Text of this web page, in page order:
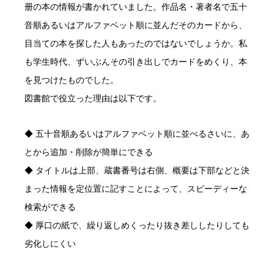
册の本の情報が書かれていました。作品名・著者名で五十
音順あるいはアルファベット順に並んだそのカードから、
目当ての本を探した人もあったのではないでしょうか。私
も学生時代、ずいぶんその引き出しでカードをめくり、本
を見つけたものでした。
図書館で役立った理由は以下です。
◆ 五十音順あるいはアルファベット順に並べるさいに、あ
とから追加・削除が簡単にできる
◆ タイトルは上部、蔵書番号は右側、概要は下部などと決
まった情報を定位置に記すことによって、スピーディーな
検索ができる
◆ 厚口の紙で、繰り返しめくったり抜き差ししたりしても
劣化しにくい